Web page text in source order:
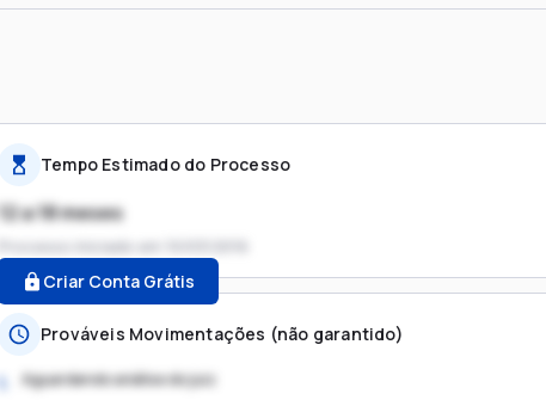
Tempo Estimado do Processo
12 a 18 meses
Processo iniciado em
Criar Conta Grátis
Prováveis Movimentações (não garantido)
1. Aguardando análise do juiz